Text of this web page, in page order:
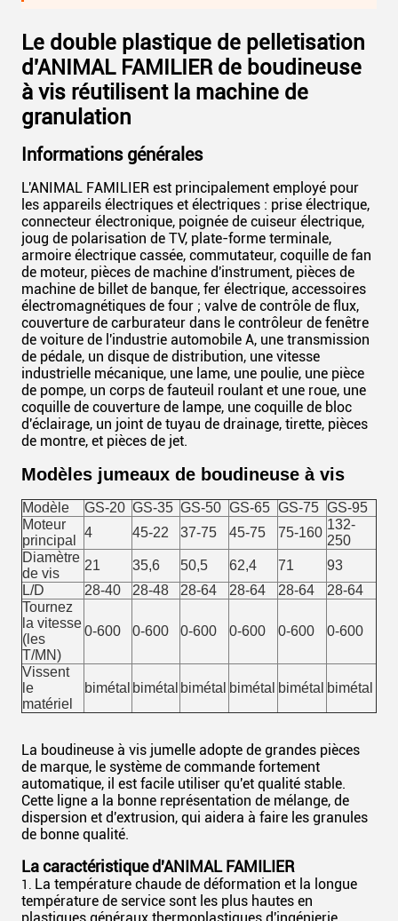
Le double plastique de pelletisation
d'ANIMAL FAMILIER de boudineuse
à vis réutilisent la machine de
granulation
Informations générales
L'ANIMAL FAMILIER est principalement employé pour
les appareils électriques et électriques : prise électrique,
connecteur électronique, poignée de cuiseur électrique,
joug de polarisation de TV, plate-forme terminale,
armoire électrique cassée, commutateur, coquille de fan
de moteur, pièces de machine d'instrument, pièces de
machine de billet de banque, fer électrique, accessoires
électromagnétiques de four ; valve de contrôle de flux,
couverture de carburateur dans le contrôleur de fenêtre
de voiture de l'industrie automobile A, une transmission
de pédale, un disque de distribution, une vitesse
industrielle mécanique, une lame, une poulie, une pièce
de pompe, un corps de fauteuil roulant et une roue, une
coquille de couverture de lampe, une coquille de bloc
d'éclairage, un joint de tuyau de drainage, tirette, pièces
de montre, et pièces de jet.
Modèles jumeaux de boudineuse à vis
Modèle GS-20 GS-35 GS-50 GS-65 GS-75 GS-95
Moteur
principal
4 45-22 37-75 45-75 75-160
132-
250
Diamètre
de vis
21 35,6 50,5 62,4 71
93
L/D
28-40 28-48 28-64 28-64 28-64
28-64
Tournez
la vitesse
(les
T/MN)
0-600 0-600 0-600 0-600 0-600 0-600
Vissent
le
matériel
bimétal bimétal bimétal bimétal bimétal bimétal
La boudineuse à vis jumelle adopte de grandes pièces
de marque, le système de commande fortement
automatique, il est facile utiliser qu'et qualité stable.
Cette ligne a la bonne représentation de mélange, de
dispersion et d'extrusion, qui aidera à faire les granules
de bonne qualité.
La caractéristique d'ANIMAL FAMILIER
1. La température chaude de déformation et la longue
température de service sont les plus hautes en